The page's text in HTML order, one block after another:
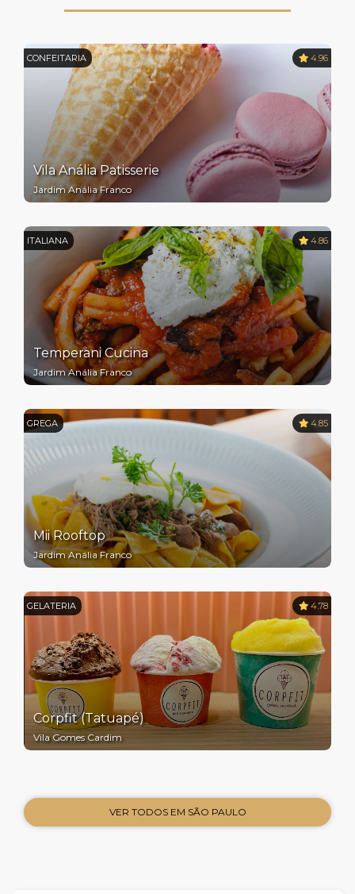
CONFEITARIA 4.96
Vila Anália Patisserie
Jardim Anália Franco
ITALIANA 4.86
Temperani Cucina
Jardim Anália Franco
GREGA 4.85
Mii Rooftop
Jardim Anália Franco
GELATERIA 4.78
Corpfit (Tatuapé)
Vila Gomes Cardim
VER TODOS EM SÃO PAULO